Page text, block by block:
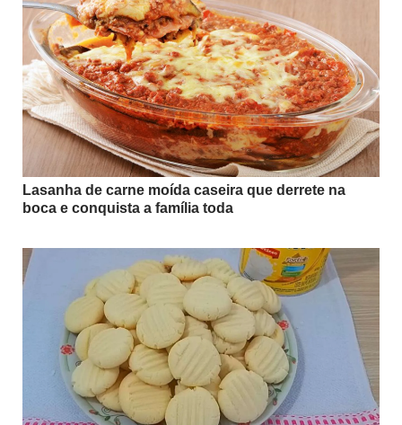
Lasanha de carne moída caseira que derrete na
boca e conquista a família toda